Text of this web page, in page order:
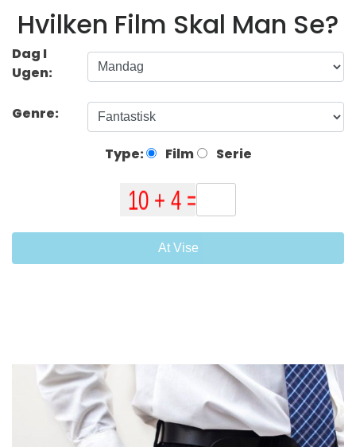
Hvilken Film Skal Man Se?
Dag I
Ugen:
Genre:
Type: Film Serie
At Vise